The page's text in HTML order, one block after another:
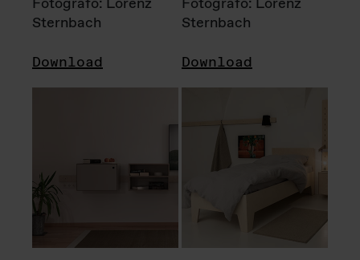
Sternbach
Download
Sternbach
Download